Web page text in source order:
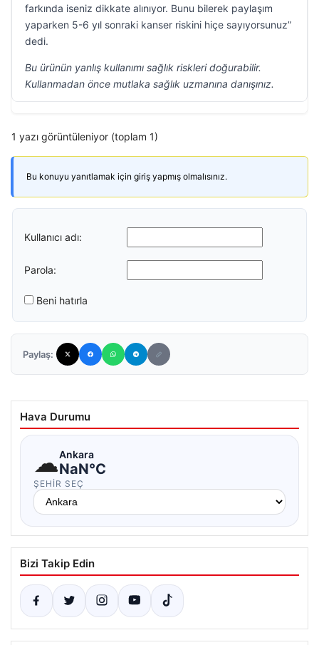
farkında iseniz dikkate alınıyor. Bunu bilerek paylaşım
yaparken 5-6 yıl sonraki kanser riskini hiçe sayıyorsunuz”
dedi.
Bu ürünün yanlış kullanımı sağlık riskleri doğurabilir.
Kullanmadan önce mutlaka sağlık uzmanına danışınız.
1 yazı görüntüleniyor (toplam 1)
Bu konuyu yanıtlamak için giriş yapmış olmalısınız.
Kullanıcı adı:
Parola:
Beni hatırla
Paylaş:
Hava Durumu
☁Ankara
NaN°C
ŞEHIR SEÇ
Bizi Takip Edin